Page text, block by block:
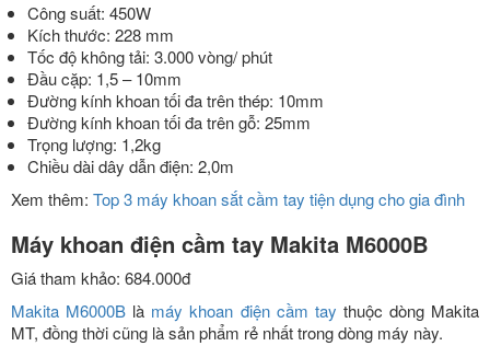
Công suất: 450W
Kích thước: 228 mm
Tốc độ không tải: 3.000 vòng/ phút
Đầu cặp: 1,5 – 10mm
Đường kính khoan tối đa trên thép: 10mm
Đường kính khoan tối đa trên gỗ: 25mm
Trọng lượng: 1,2kg
Chiều dài dây dẫn điện: 2,0m
Xem thêm: Top 3 máy khoan sắt cầm tay tiện dụng cho gia đình
Máy khoan điện cầm tay Makita M6000B
Giá tham khảo: 684.000đ
Makita M6000B là máy khoan điện cầm tay thuộc dòng Makita
MT, đồng thời cũng là sản phẩm rẻ nhất trong dòng máy này.